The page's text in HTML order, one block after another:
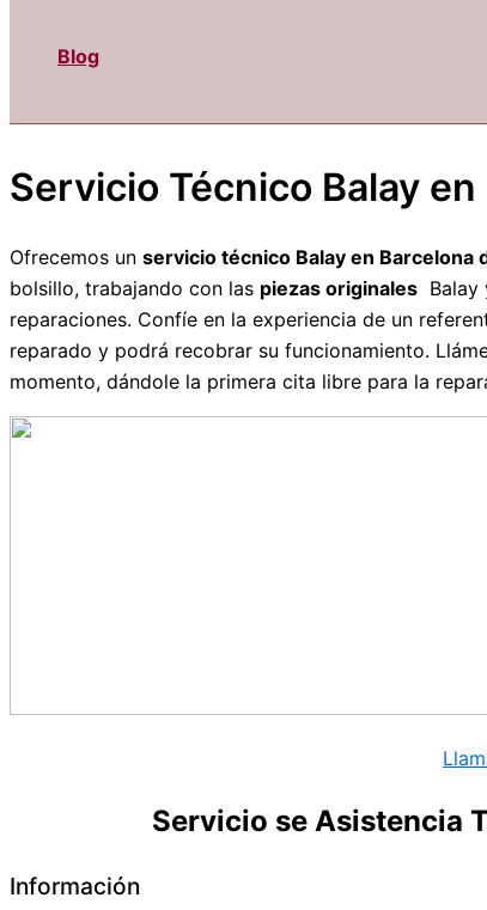
Blog
Servicio Técnico Balay
Ofrecemos un servicio técnico Balay en Barcelona
bolsillo, trabajando con las piezas originales Balay
reparaciones. Confíe en la experiencia de un
reparado y podrá recobrar su funcionamiento.
momento, dándole la primera cita libre para la
Servicio se Asistencia
Información